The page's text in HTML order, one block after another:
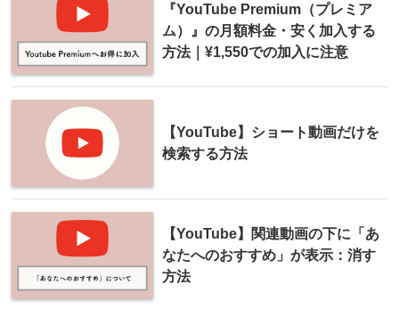
『YouTube Premium（プレミア
ム）』の月額料金・安く加入する
方法｜¥1,550での加入に注意
【YouTube】ショート動画だけを
検索する方法
【YouTube】関連動画の下に「あ
なたへのおすすめ」が表示：消す
方法